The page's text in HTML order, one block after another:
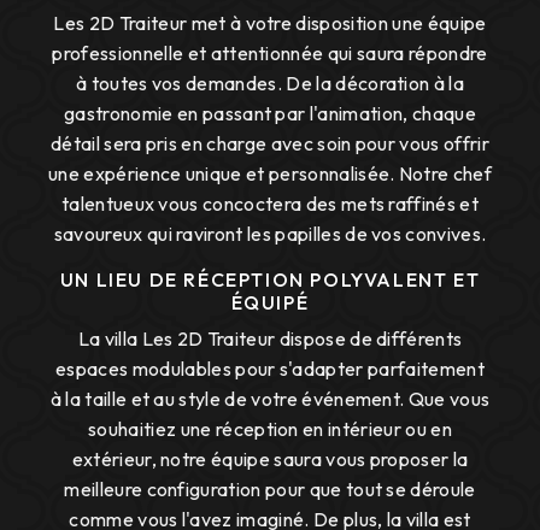
Les 2D Traiteur met à votre disposition une équipe
professionnelle et attentionnée qui saura répondre
à toutes vos demandes. De la décoration à la
gastronomie en passant par l'animation, chaque
détail sera pris en charge avec soin pour vous offrir
une expérience unique et personnalisée. Notre chef
talentueux vous concoctera des mets raffinés et
savoureux qui raviront les papilles de vos convives.
UN LIEU DE RÉCEPTION POLYVALENT ET
ÉQUIPÉ
La villa Les 2D Traiteur dispose de différents
espaces modulables pour s'adapter parfaitement
à la taille et au style de votre événement. Que vous
souhaitiez une réception en intérieur ou en
extérieur, notre équipe saura vous proposer la
meilleure configuration pour que tout se déroule
comme vous l'avez imaginé. De plus, la villa est